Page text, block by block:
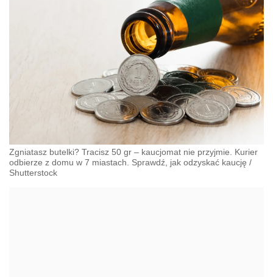
Zgniatasz butelki? Tracisz 50 gr – kaucjomat nie przyjmie. Kurier
odbierze z domu w 7 miastach. Sprawdź, jak odzyskać kaucję /
Shutterstock